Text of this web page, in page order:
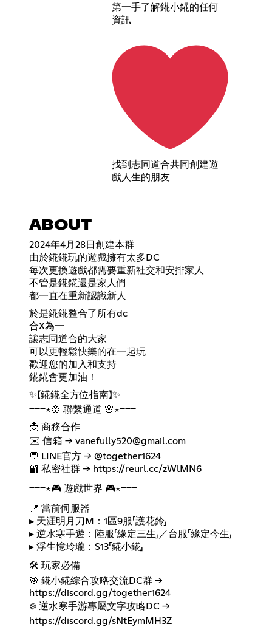
第一手了解錵小錵的任何
資訊
找到志同道合共同創建遊
戲人生的朋友
ABOUT
2024年4月28日創建本群
由於錵錵玩的遊戲擁有太多DC
每次更換遊戲都需要重新社交和安排家人
不管是錵錵還是家人們
都一直在重新認識新人
於是錵錵整合了所有dc
合X為一
讓志同道合的大家
可以更輕鬆快樂的在一起玩
歡迎您的加入和支持
錵錵會更加油！
✨【錵錵全方位指南】✨
───⋆🌸 聯繫通道 🌸⋆───
📩 商務合作
✉️ 信箱 → vanefully520@gmail.com
💬 LINE官方 → @together1624
🔐 私密社群 → https://reurl.cc/zWlMN6
───⋆🎮 遊戲世界 🎮⋆───
📍 當前伺服器
▸ 天涯明月刀M：1區9服「護花鈴」
▸ 逆水寒手遊：陸服「緣定三生」／台服「緣定今生」
▸ 浮生憶玲瓏：S13「錵小錵」
🛠️ 玩家必備
🎯 錵小錵綜合攻略交流DC群 →
https://discord.gg/together1624
❄️ 逆水寒手游專屬文字攻略DC →
https://discord.gg/sNtEymMH3Z